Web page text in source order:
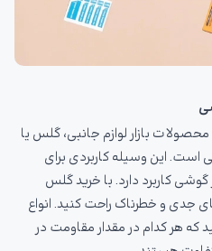
بازار لوازم جانبی، گلس یا
این وسیله کاربردی برای
کاربرد دارد. با خرید گلس
جدی و خطرناک راحت کنید. انواع
که هر کدام در مقدار مقاومت در